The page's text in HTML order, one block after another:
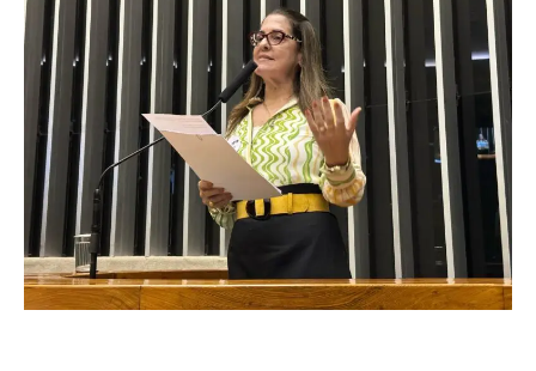
menos
dor:
deputada
luta
por
medicamento
gratuito
para
quem
sofre
com